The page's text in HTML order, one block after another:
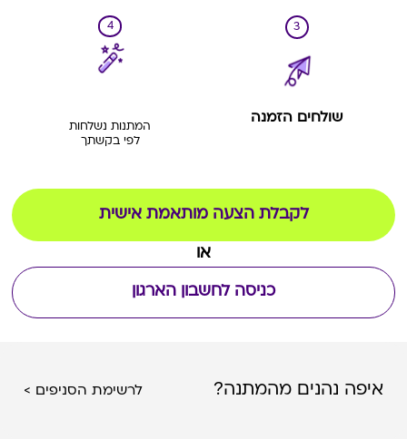
3
שולחים הזמנה
4
המתנות נשלחות
לפי בקשתך
כניסה לחשבון הארגון
או
לקבלת הצעה מותאמת אישית
איפה נהנים מהמתנה? לרשימת הסניפים >